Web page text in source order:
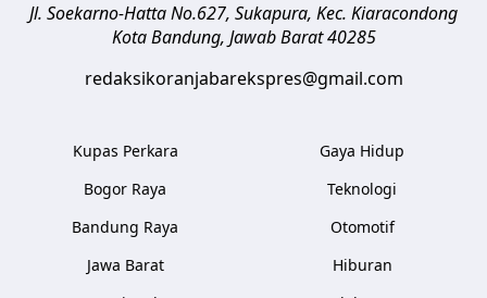
Jl. Soekarno-Hatta No.627, Sukapura, Kec. Kiaracondong
Kota Bandung, Jawab Barat 40285
redaksikoranjabarekspres@gmail.com
Kupas Perkara
Bogor Raya
Bandung Raya
Jawa Barat
Gaya Hidup
Teknologi
Otomotif
Hiburan